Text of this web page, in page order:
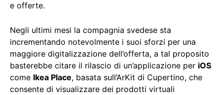
e offerte.
Negli ultimi mesi la compagnia svedese sta
incrementando notevolmente i suoi sforzi per una
maggiore digitalizzazione dell’offerta, a tal proposito
basterebbe citare il rilascio di un’applicazione per iOS
come Ikea Place, basata sull’ArKit di Cupertino, che
consente di visualizzare dei prodotti virtuali